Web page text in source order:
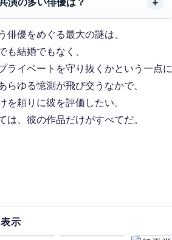
俳優をめぐる最大の謎は、
も結婚でもなく、
ライベートを守り抜くかという一点に
らゆる憶測が飛び交うなかで、
を頼りに彼を評価したい。
は、彼の作品だけがすべてだ。
示